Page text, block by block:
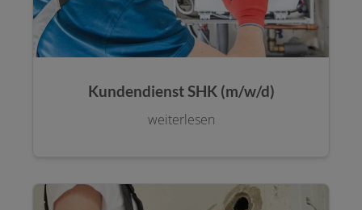
Kundendienst SHK (m/w/d)
weiterlesen